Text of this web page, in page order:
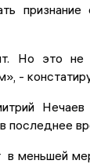
Но это
-
последнее
меньшей